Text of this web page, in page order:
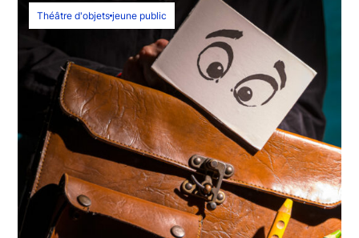
Théâtre d'objets jeune public